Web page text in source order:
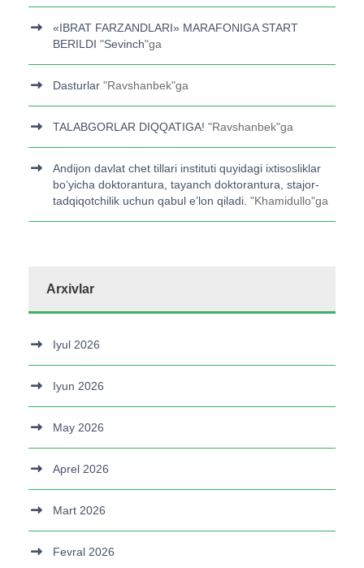
«IBRAT FARZANDLARI» MARAFONIGA START
BERILDI "Sevinch"ga
Dasturlar "Ravshanbek"ga
TALABGORLAR DIQQATIGA! "Ravshanbek"ga
Andijon davlat chet tillari instituti quyidagi ixtisosliklar
bo‘yicha doktorantura, tayanch doktorantura, stajor-
tadqiqotchilik uchun qabul e’lon qiladi. "Khamidullo"ga
Arxivlar
Iyul 2026
Iyun 2026
May 2026
Aprel 2026
Mart 2026
Fevral 2026